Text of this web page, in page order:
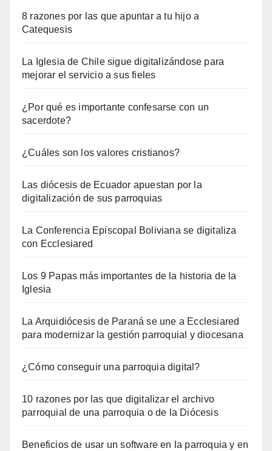
8 razones por las que apuntar a tu hijo a
Catequesis
La Iglesia de Chile sigue digitalizándose para
mejorar el servicio a sus fieles
¿Por qué es importante confesarse con un
sacerdote?
¿Cuáles son los valores cristianos?
Las diócesis de Ecuador apuestan por la
digitalización de sus parroquias
La Conferencia Episcopal Boliviana se digitaliza
con Ecclesiared
Los 9 Papas más importantes de la historia de la
Iglesia
La Arquidiócesis de Paraná se une a Ecclesiared
para modernizar la gestión parroquial y diocesana
¿Cómo conseguir una parroquia digital?
10 razones por las que digitalizar el archivo
parroquial de una parroquia o de la Diócesis
Beneficios de usar un software en la parroquia y en